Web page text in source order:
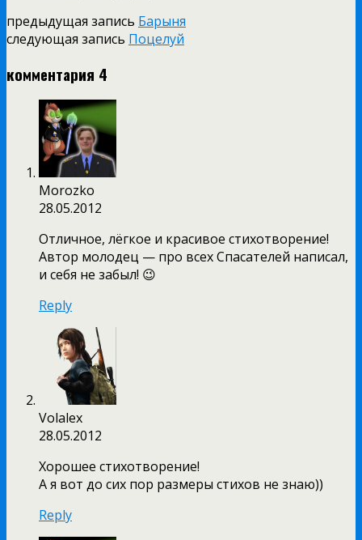
предыдущая запись Барыня
следующая запись Поцелуй
комментария 4
Morozko
28.05.2012
Отличное, лёгкое и красивое стихотворение!
Автор молодец — про всех Спасателей написал,
и себя не забыл! 😉
Reply
Volalex
28.05.2012
Хорошее стихотворение!
А я вот до сих пор размеры стихов не знаю))
Reply